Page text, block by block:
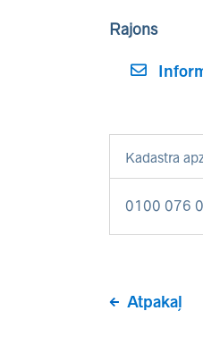
Rajons
Kadastra
0100 076
Atpakaļ